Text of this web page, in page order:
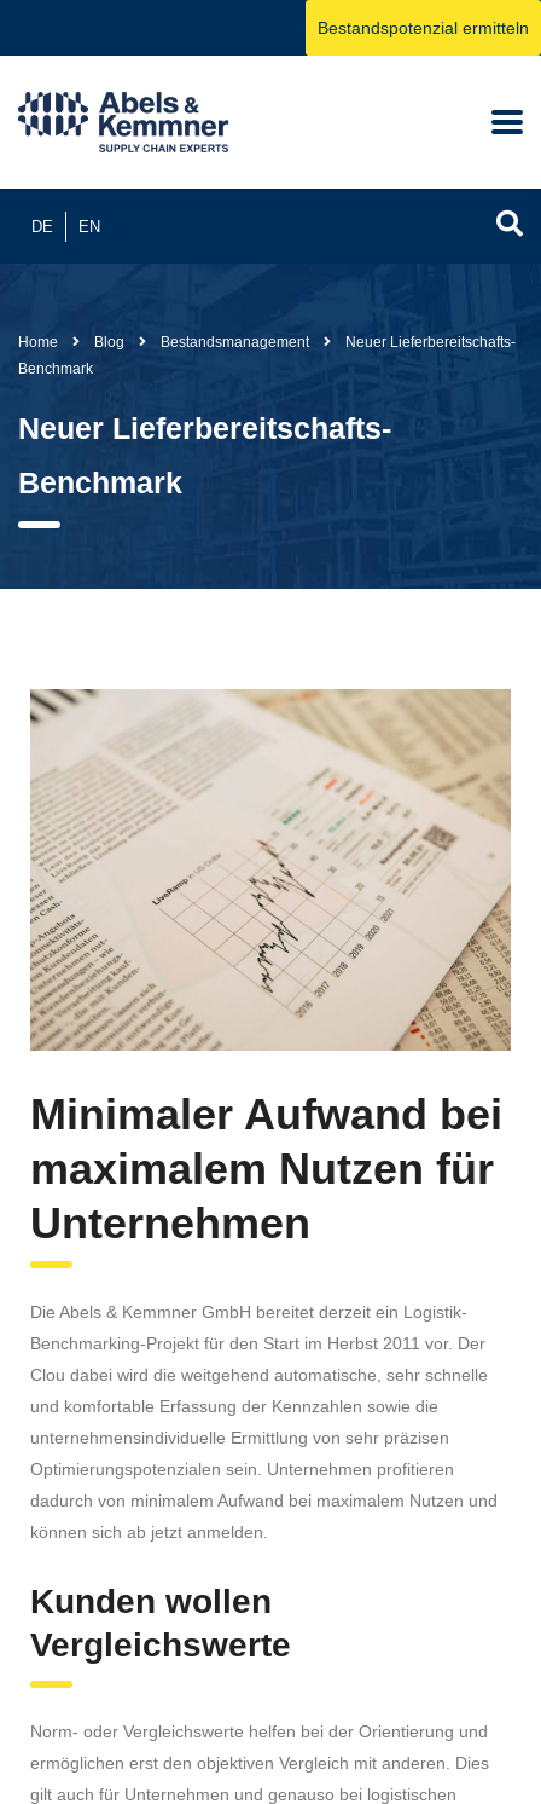
DE EN
Bestandspotenzial ermitteln
Home Blog Bestandsmanagement
Neuer Lieferbereitschafts-
Benchmark
Neuer Lieferbereitschafts-
Benchmark
Minimaler Aufwand bei
maximalem Nutzen für
Unternehmen
Die Abels & Kemmner GmbH bereitet derzeit ein Logistik-
Benchmarking-Projekt für den Start im Herbst 2011 vor. Der
Clou dabei wird die weitgehend automatische, sehr schnelle
und komfortable Erfassung der Kennzahlen sowie die
unternehmensindividuelle Ermittlung von sehr präzisen
Optimierungspotenzialen sein. Unternehmen profitieren
dadurch von minimalem Aufwand bei maximalem Nutzen und
können sich ab jetzt anmelden.
Kunden wollen
Vergleichswerte
Norm- oder Vergleichswerte helfen bei der Orientierung und
ermöglichen erst den objektiven Vergleich mit anderen. Dies
gilt auch für Unternehmen und genauso bei logistischen